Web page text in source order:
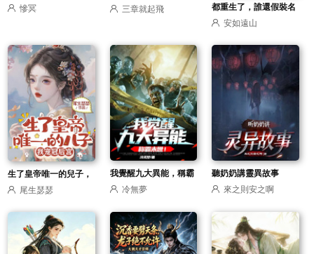
橫掃莫斯科
慘冥
全是女神
三章就起飛
都重生了，誰還假裝名
媛啊？安如遠山
生了皇帝唯一的兒子，
我寵冠後宮
尾生瑟瑟
我覺醒九大異能，稱霸
末世！冷無夢
聽奶奶講靈異故事
來之則安之啊